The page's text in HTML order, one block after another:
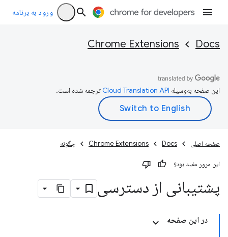
ورود به برنامه
Docs
Chrome Extensions
این صفحه به‌وسیله ترجمه شده است.
صفحه اصلی Docs
Chrome Extensions چگونه
این مرور مفید بود؟
پشتیبانی از دسترسی
در این صفحه